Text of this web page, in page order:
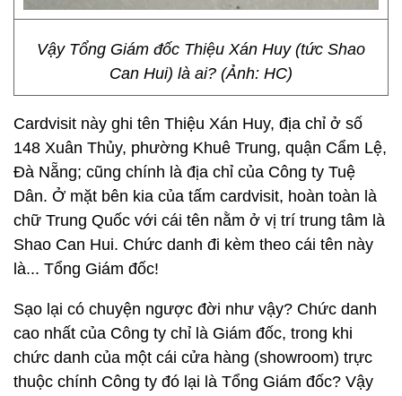
Vậy Tổng Giám đốc Thiệu Xán Huy (tức Shao
Can Hui) là ai? (Ảnh: HC)
Cardvisit này ghi tên Thiệu Xán Huy, địa chỉ ở số
148 Xuân Thủy, phường Khuê Trung, quận Cẩm Lệ,
Đà Nẵng; cũng chính là địa chỉ của Công ty Tuệ
Dân. Ở mặt bên kia của tấm cardvisit, hoàn toàn là
chữ Trung Quốc với cái tên nằm ở vị trí trung tâm là
Shao Can Hui. Chức danh đi kèm theo cái tên này
là... Tổng Giám đốc!
Sạo lại có chuyện ngược đời như vậy? Chức danh
cao nhất của Công ty chỉ là Giám đốc, trong khi
chức danh của một cái cửa hàng (showroom) trực
thuộc chính Công ty đó lại là Tổng Giám đốc? Vậy